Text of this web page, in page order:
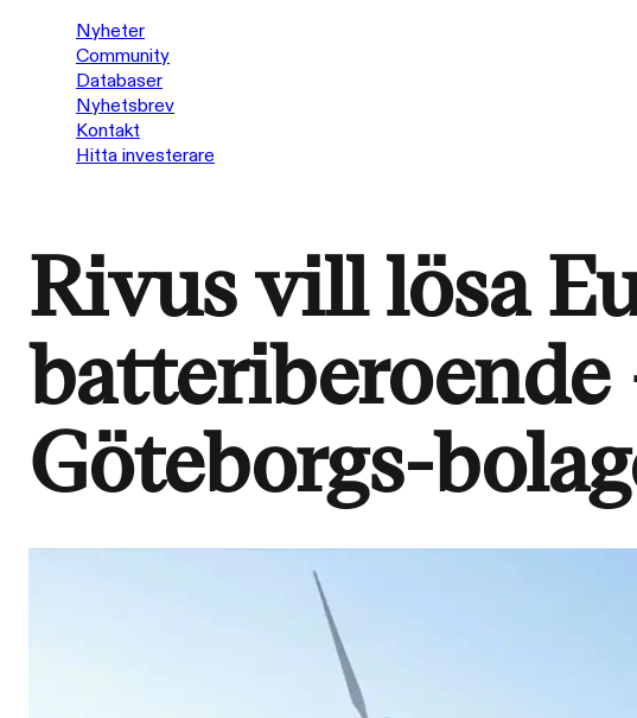
Nyheter
Community
Databaser
Nyhetsbrev
Kontakt
Hitta investerare
Rivus vill lösa
batteriberoende
Göteborgs-